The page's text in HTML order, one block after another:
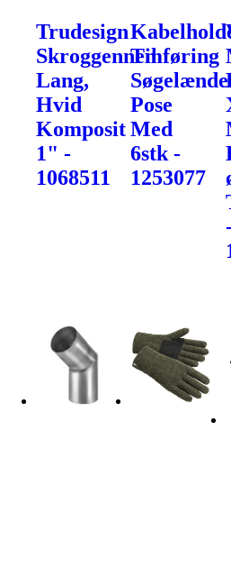
Trudesign
Skroggennemføring
Lang,
Hvid
Komposit
1" -
1068511
Til
Pose
Med
6stk -
1253077